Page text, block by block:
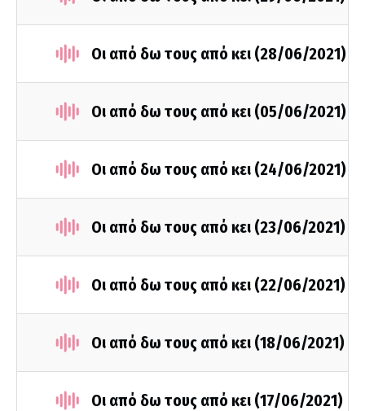
Οι από δω τους από κει (28/06/2021)
Οι από δω τους από κει (05/06/2021)
Οι από δω τους από κει (24/06/2021)
Οι από δω τους από κει (23/06/2021)
Οι από δω τους από κει (22/06/2021)
Οι από δω τους από κει (18/06/2021)
Οι από δω τους από κει (17/06/2021)